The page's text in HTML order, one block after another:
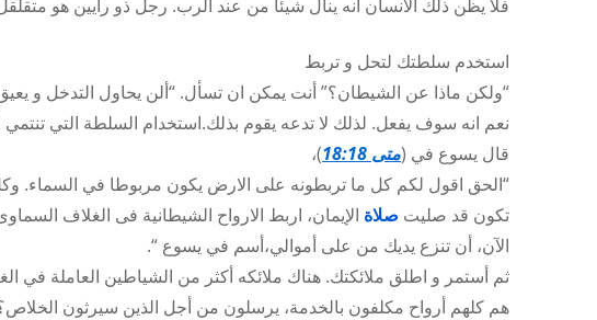
فلا يظن ذلك الانسان انه ينال شيئا من عند الرب. رجل ذو رايين هو
استخدم سلطتك لتحل و تربط
“ولكن ماذا عن الشيطان؟” أنت يمكن ان تسأل. “ألن يحاول التدخل و
نعم انه سوف يفعل. لذلك لا تدعه يقوم بذلك.استخدام السلطة التي
قال يسوع في (متى 18:18
)،
“الحق اقول لكم كل ما تربطونه على الارض يكون مربوطا في السماء.
تكون قد صليت صلاة الإيمان، اربط الارواح الشيطانية فى الغلاف
الآن، أن تنزع يديك من على أموالي،أسم في يسوع “.
ثم أستمر و اطلق ملائكتك. هناك ملائكه أكثر من الشياطين العاملة في
هم كلهم أرواح مكلفون بالخدمة، يرسلون من أجل الذين سيرثون الخلاص؟.